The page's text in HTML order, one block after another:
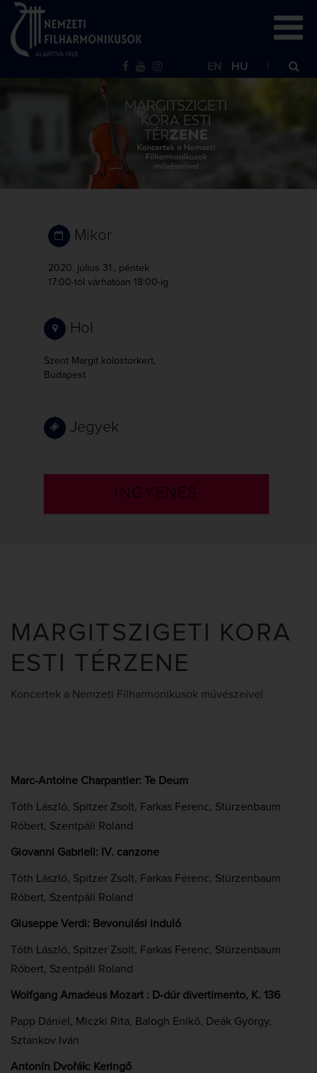
EN HU
Mikor
2020. július 31., péntek
17:00-tól várhatóan 18:00-ig
Hol
Szent Margit kolostorkert,
Budapest
Jegyek
INGYENES
MARGITSZIGETI KORA
ESTI TÉRZENE
Koncertek a Nemzeti Filharmonikusok művészeivel
Marc-Antoine Charpantier: Te Deum
Tóth László, Spitzer Zsolt, Farkas Ferenc, Stürzenbaum
Róbert, Szentpáli Roland
Giovanni Gabrieli: IV. canzone
Tóth László, Spitzer Zsolt, Farkas Ferenc, Stürzenbaum
Róbert, Szentpáli Roland
Giuseppe Verdi: Bevonulási induló
Tóth László, Spitzer Zsolt, Farkas Ferenc, Stürzenbaum
Róbert, Szentpáli Roland
Wolfgang Amadeus Mozart : D-dúr divertimento, K. 136
Papp Dániel, Miczki Rita, Balogh Enikő, Deák György,
Sztankov Iván
Antonín Dvořák: Keringő